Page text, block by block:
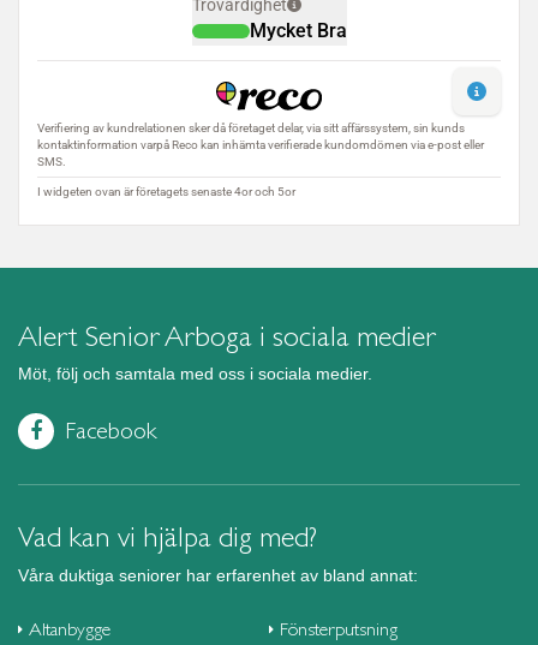
Alert Senior Arboga i sociala medier
Möt, följ och samtala med oss i sociala medier.
Facebook
Vad kan vi hjälpa dig med?
Våra duktiga seniorer har erfarenhet av bland annat:
Altanbygge
Fönsterputsning